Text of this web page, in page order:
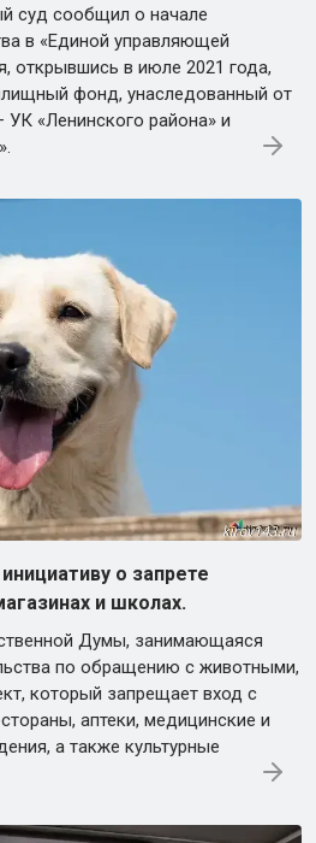
суд сообщил о начале
в «Единой управляющей
открывшись в июле 2021 года,
фонд, унаследованный от
«Ленинского района» и
о запрете
и школах.
Думы, занимающаяся
по обращению с животными,
который запрещает вход с
аптеки, медицинские и
а также культурные